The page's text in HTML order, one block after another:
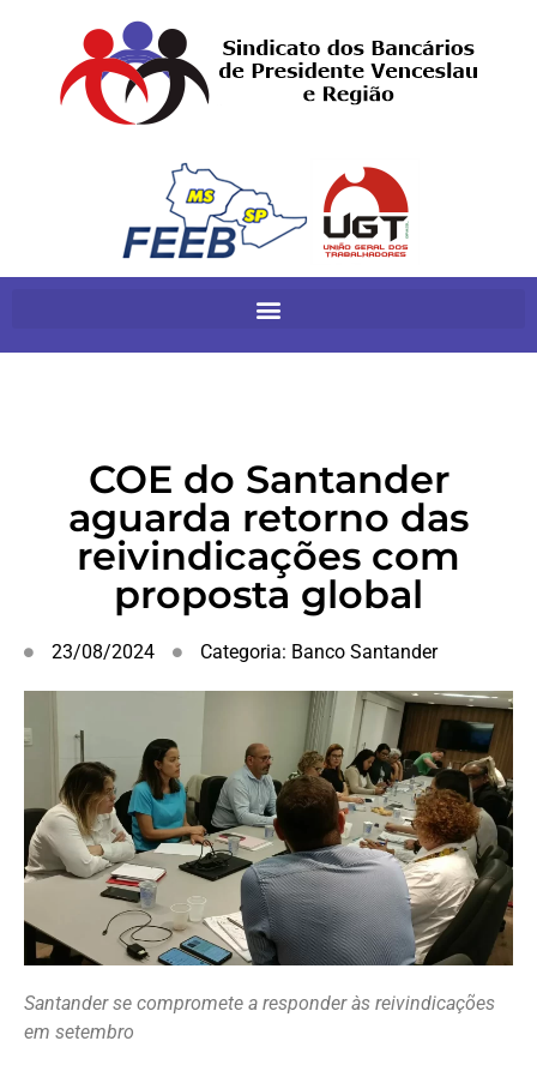
COE do Santander
aguarda retorno das
reivindicações com
proposta global
23/08/2024 Categoria: Banco Santander
Santander se compromete a responder às reivindicações
em setembro